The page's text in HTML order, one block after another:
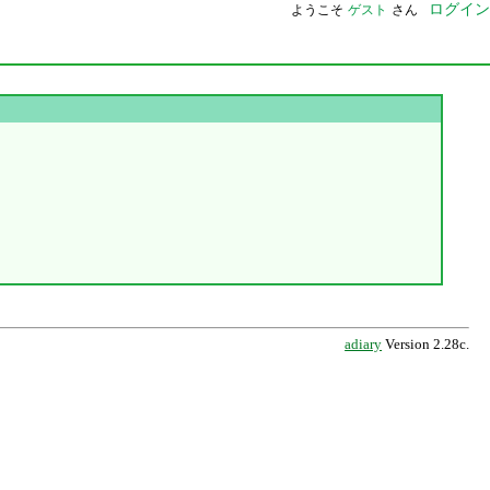
ようこそ ゲスト さん ログイン
adiary Version 2.28c.